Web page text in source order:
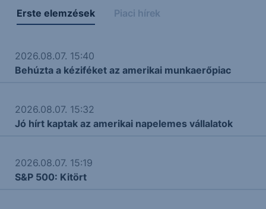
Erste elemzések Piaci hírek
2026.08.07. 15:40
Behúzta a kéziféket az amerikai munkaerőpiac
2026.08.07. 15:32
Jó hírt kaptak az amerikai napelemes vállalatok
2026.08.07. 15:19
S&P 500: Kitört